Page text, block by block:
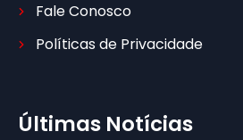
Fale Conosco
Políticas de Privacidade
Últimas Notícias